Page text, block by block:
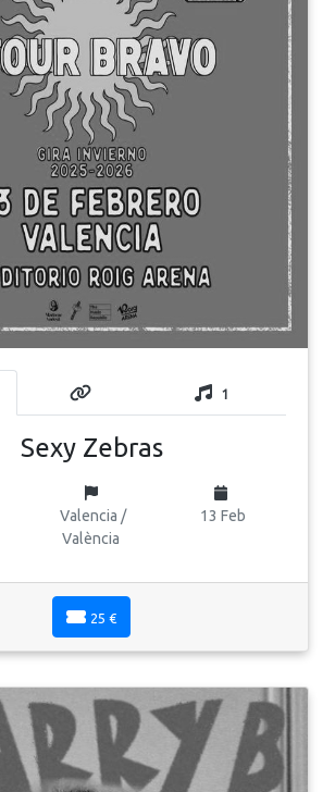
1
Sexy Zebras
Valencia /
València
13 Feb
25 €